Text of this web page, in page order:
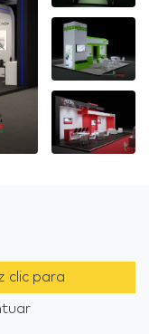
clic para